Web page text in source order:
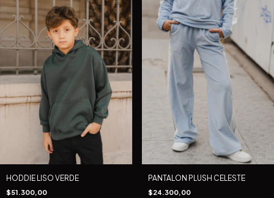
HODDIE LISO VERDE
$51.300,00
PANTALON PLUSH CELESTE
$24.300,00